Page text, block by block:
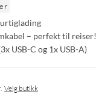
– perfekt til reiser!
USB-C og 1x USB-A)
Velg butikk